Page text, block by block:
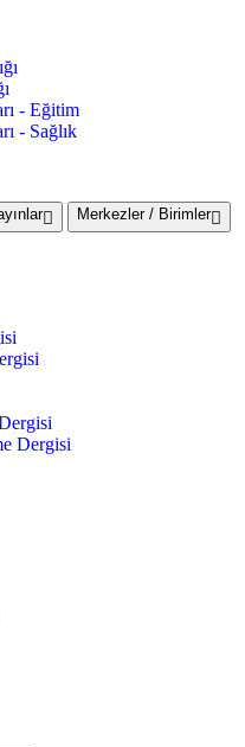
- Eğitim
- Sağlık
Merkezler / Birimler
Dergisi